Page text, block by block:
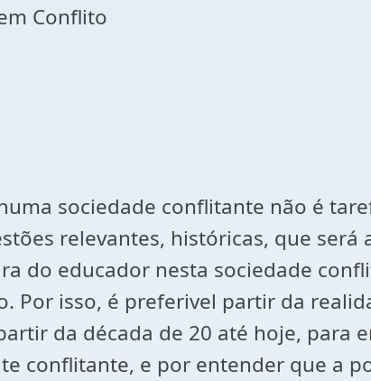
Conflito
sociedade conflitante não é
relevantes, históricas, que será
do educador nesta sociedade
Por isso, é preferivel partir da
da década de 20 até hoje, para
conflitante, e por entender que a